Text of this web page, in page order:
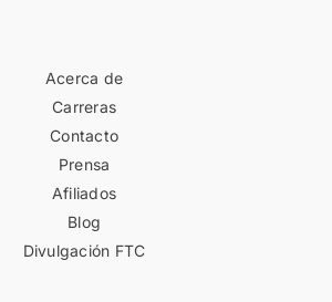
Acerca de
Carreras
Contacto
Prensa
Afiliados
Blog
Divulgación FTC